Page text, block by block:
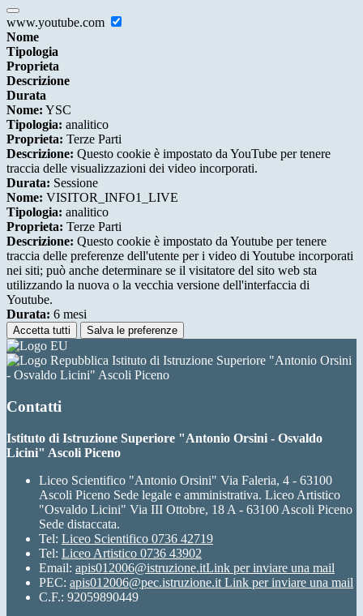
www.youtube.com
Nome
Tipologia
Proprieta
Descrizione
Durata
Nome: YSC
Tipologia: analitico
Proprieta: Terze Parti
Descrizione: Questo cookie è impostato da YouTube per tenere
traccia delle visualizzazioni dei video incorporati.
Durata: Sessione
Nome: VISITOR_INFO1_LIVE
Tipologia: analitico
Proprieta: Terze Parti
Descrizione: Questo cookie è impostato da Youtube per tenere
traccia delle preferenze dell'utente per i video di Youtube incorporati
nei siti; può anche determinare se il visitatore del sito web sta
utilizzando la nuova o la vecchia versione dell'interfaccia di
Youtube.
Durata: 6 mesi
Accetta tutti Salva le preferenze
Istituto di Istruzione Superiore "Antonio Orsini
- Osvaldo Licini" Ascoli Piceno
Contatti
Istituto di Istruzione Superiore "Antonio Orsini - Osvaldo
Licini" Ascoli Piceno
Liceo Scientifico "Antonio Orsini" Via Faleria, 4 - 63100
Ascoli Piceno Sede legale e amministrativa. Liceo Artistico
"Osvaldo Licini" Via III Ottobre, 18 A - 63100 Ascoli Piceno
Sede distaccata.
Tel: Liceo Scientifico 0736 42719
Tel: Liceo Artistico 0736 43902
Email: apis012006@istruzione.itLink per inviare una mail
PEC: apis012006@pec.istruzione.it Link per inviare una mail
C.F.: 92059890449